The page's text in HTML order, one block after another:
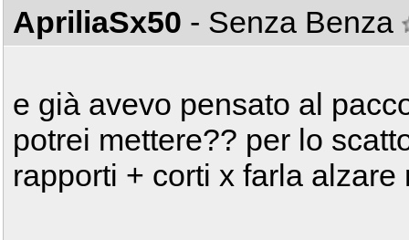
ApriliaSx50 - Senza Benza
e già avevo pensato al
potrei mettere?? per lo
rapporti + corti x farla